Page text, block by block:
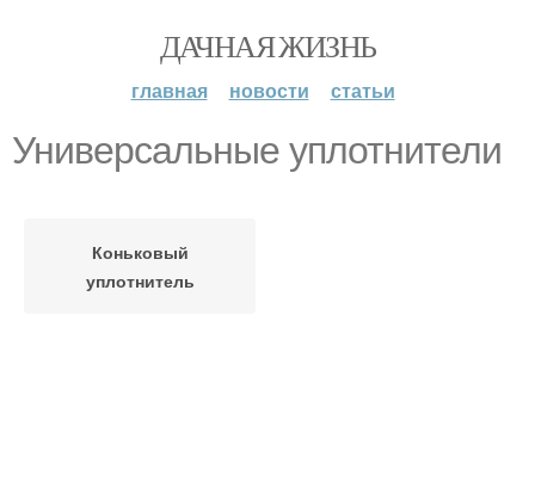
ДАЧНАЯ ЖИЗНЬ
главная новости статьи
Универсальные уплотнители
Коньковый
уплотнитель